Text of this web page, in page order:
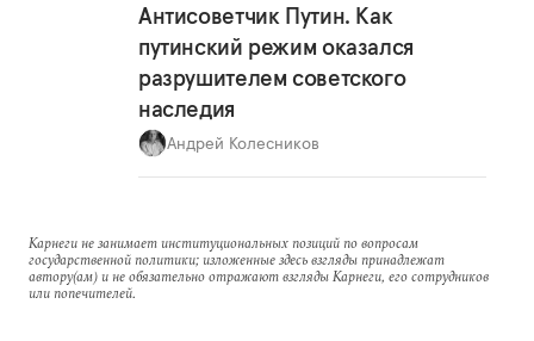
Антисоветчик Путин. Как
путинский режим оказался
разрушителем советского
наследия
Андрей Колесников
Карнеги не занимает институциональных позиций по вопросам
государственной политики; изложенные здесь взгляды принадлежат
автору(ам) и не обязательно отражают взгляды Карнеги, его сотрудников
или попечителей.